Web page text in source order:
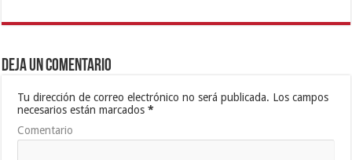
Deja un comentario
Tu dirección de correo electrónico no será publicada. Los campos
necesarios están marcados*
Comentario